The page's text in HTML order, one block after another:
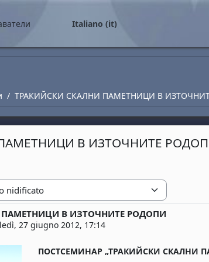
Italiano ‎(it)‎
ТРАКИЙСКИ СКАЛНИ ПАМЕТНИЦИ В
В ИЗТОЧНИТЕ
В ИЗТОЧНИТЕ РОДОПИ
27 giugno 2012, 17:14
ПОСТСЕМИНАР „ТРАКИЙСКИ СКАЛНИ